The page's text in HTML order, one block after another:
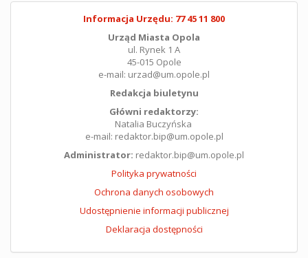
Informacja Urzędu: 77 45 11 800
Urząd Miasta Opola
ul. Rynek 1 A
45-015 Opole
e-mail: urzad@um.opole.pl
Redakcja biuletynu
Główni redaktorzy:
Natalia Buczyńska
e-mail: redaktor.bip@um.opole.pl
Administrator: redaktor.bip@um.opole.pl
Polityka prywatności
Ochrona danych osobowych
Udostępnienie informacji publicznej
Deklaracja dostępności